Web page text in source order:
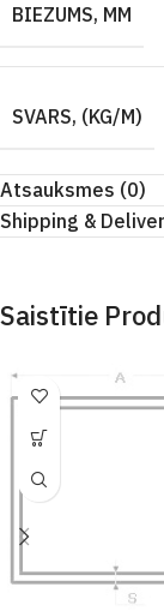
BIEZUMS, MM
SVARS, (KG/M)
Atsauksmes (0)
Shipping &
Saistītie